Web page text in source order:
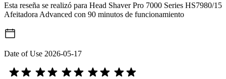
Esta reseña se realizó para Head Shaver Pro 7000 Series HS7980/15
Afeitadora Advanced con 90 minutos de funcionamiento
Date of Use 2026-05-17